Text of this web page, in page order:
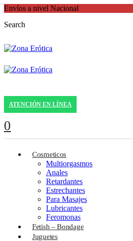
Envíos a nivel Nacional
Search
ATENCIÓN EN LÍNEA
0
Cosmeticos
Multiorgasmos
Anales
Retardantes
Estrechantes
Para Masajes
Lubricantes
Feromonas
Fetish – Bondage
Juguetes